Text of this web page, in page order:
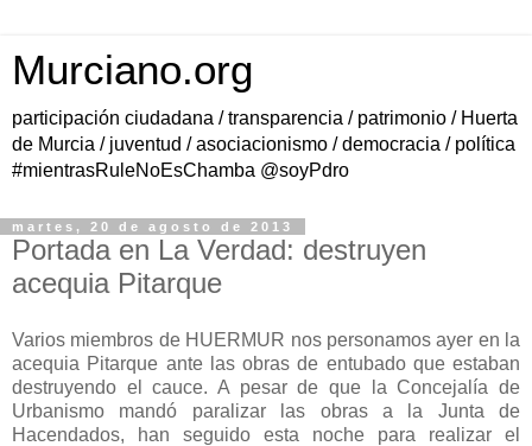
Murciano.org
participación ciudadana / transparencia / patrimonio / Huerta
de Murcia / juventud / asociacionismo / democracia / política
#mientrasRuleNoEsChamba @soyPdro
martes, 20 de agosto de 2013
Portada en La Verdad: destruyen
acequia Pitarque
Varios miembros de HUERMUR nos personamos ayer en la
acequia Pitarque ante las obras de entubado que estaban
destruyendo el cauce. A pesar de que la Concejalía de
Urbanismo mandó paralizar las obras a la Junta de
Hacendados, han seguido esta noche para realizar el